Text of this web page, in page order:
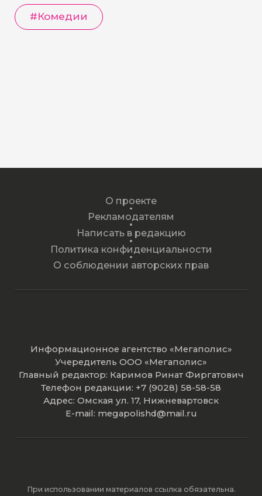
#Комедии
О проекте
Рекламодателям
Написать в редакцию
Политика конфиденциальности
О соблюдении авторских прав
Информационное агентство «Мегаполис»
Учередитель ООО «Мегаполис»
Главный редактор: Каримов Ринат Фиргатович
Телефон редакции: +7 (9028) 58-58-58
Адрес: Омская ул. 17, Нижневартовск
E-mail: megapolishd@mail.ru
При использовании материалов ссылка обязательна.